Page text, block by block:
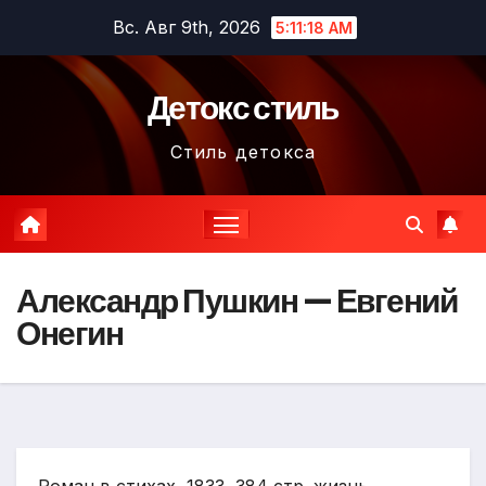
содержимому
Вс. Авг 9th, 2026 5:11:19 AM
Детокс стиль
Стиль детокса
Александр Пушкин — Евгений
Онегин